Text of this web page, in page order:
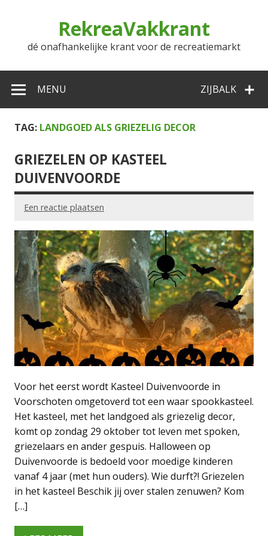
RekreaVakkrant
dé onafhankelijke krant voor de recreatiemarkt
ZIJBALK
MENU
TAG: LANDGOED ALS GRIEZELIG DECOR
GRIEZELEN OP KASTEEL
DUIVENVOORDE
Een reactie plaatsen
Voor het eerst wordt Kasteel Duivenvoorde in
Voorschoten omgetoverd tot een waar spookkasteel.
Het kasteel, met het landgoed als griezelig decor,
komt op zondag 29 oktober tot leven met spoken,
griezelaars en ander gespuis. Halloween op
Duivenvoorde is bedoeld voor moedige kinderen
vanaf 4 jaar (met hun ouders). Wie durft?! Griezelen
in het kasteel Beschik jij over stalen zenuwen? Kom
[…]